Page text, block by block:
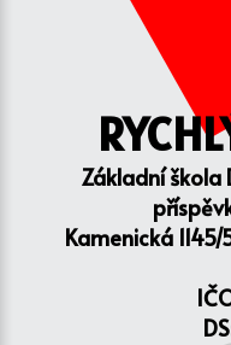
Základní škola
Kamenická